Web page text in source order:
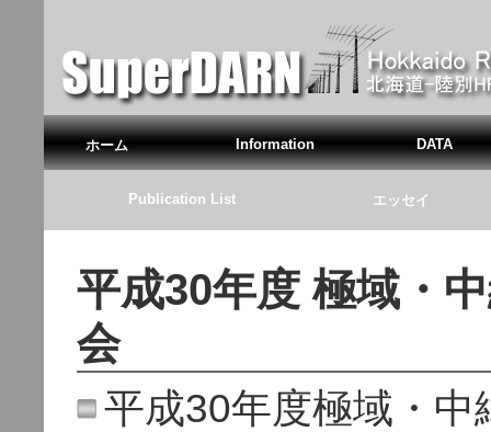
ホーム Information DATA
Publication List エッセイ
平成30年度 極域・
会
平成30年度極域・